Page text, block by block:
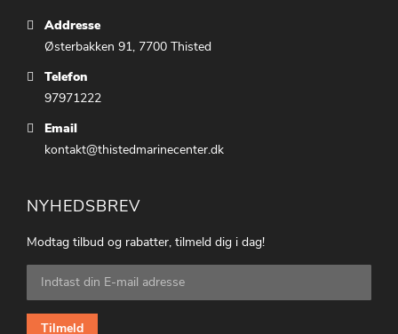
Addresse
Østerbakken 91, 7700 Thisted
Telefon
97971222
Email
kontakt@thistedmarinecenter.dk
NYHEDSBREV
Modtag tilbud og rabatter, tilmeld dig i dag!
Tilmeld
dig
vores
nyhedsbrev:
Tilmeld